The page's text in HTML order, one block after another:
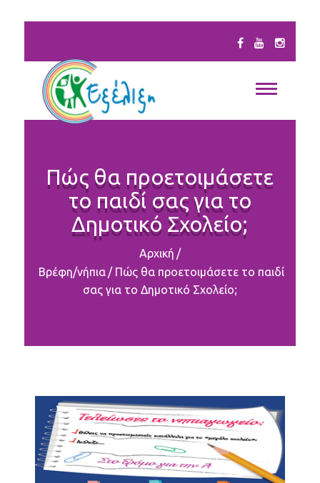
Πώς θα προετοιμάσετε
το παιδί σας για το
Δημοτικό Σχολείο;
Αρχική /
Βρέφη/νήπια /Πώς θα προετοιμάσετε το παιδί
σας για το Δημοτικό Σχολείο;